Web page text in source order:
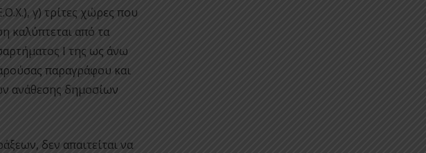
γ) τρίτες χώρες που
καλύπτεται από τα
I της ως άνω
παραγράφου και
ανάθεσης δημοσίων
δεν απαιτείται να